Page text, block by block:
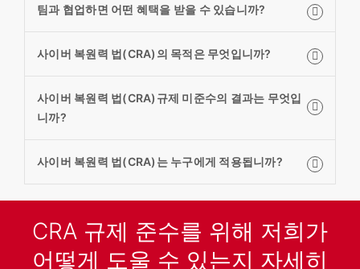
팀과 협업하면 어떤 혜택을 받을 수 있습니까?
사이버 복원력 법(CRA)의 목적은 무엇입니까?
사이버 복원력 법(CRA)규제 미준수의 결과는 무엇입
니까?
사이버 복원력 법(CRA)는 누구에게 적용됩니까?
CRA 규제 준수를 위해 저희가
어떻게 도울 수 있는지 자세히